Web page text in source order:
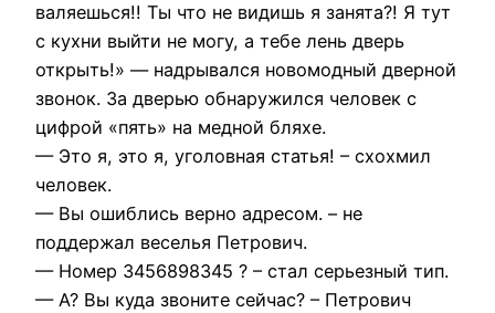
валяешься!! Ты что не видишь я занята?! Я тут
с кухни выйти не могу, а тебе лень дверь
открыть!» — надрывался новомодный дверной
звонок. За дверью обнаружился человек с
цифрой «пять» на медной бляхе.
— Это я, это я, уголовная статья! – схохмил
человек.
— Вы ошиблись верно адресом. – не
поддержал веселья Петрович.
— Номер 3456898345 ? – стал серьезный тип.
— А? Вы куда звоните сейчас? – Петрович